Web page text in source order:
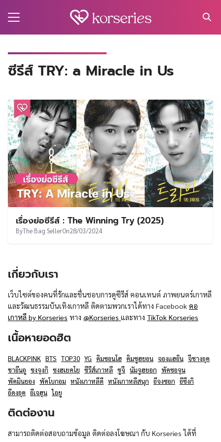
ซีรีส์ TRY: a Miracle in Us
เรื่องย่อซีรีส์ : The Winning Try (2025)
ByThe Bag SellerOn28/03/2024
เกี่ยวกับเรา
เว็บไซต์ของคนที่รักและชื่นชอบการดูซีรีส์ คอนเทนต์ ภาพยนตร์เกาหลี
และวัฒนธรรมบันเทิงเกาหลี ติดตามพวกเราได้ทาง Facebook คอ
เกาหลี by Korseries ทาง @Korseries และทาง TikTok Korseries
เนื้อหายอดฮิต
BLACKPINK BTS TOP30 YG คิมซอนโฮ คิมซูฮยอน จองแฮอิน จีชางอุค
ชาอึนอู ซงจุงกิ ซงฮเยคโย ซีรีส์เกาหลี ซูจี นัมจูฮยอก พัคซอจุน
พัคมินยอง พัคโบกอม หนังเกาหลีดี หนังเกาหลีสนุก อีจงซอก อีซึงกิ
อีดงอุค อีเจฮุน ไอยู
ติดต่องาน
สามารถติดต่อสอบถามข้อมูล ติดต่อลงโฆษณา กับ Korseries ได้ที่